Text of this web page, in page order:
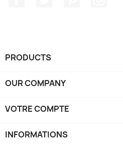
PRODUCTS
OUR COMPANY
VOTRE COMPTE
INFORMATIONS